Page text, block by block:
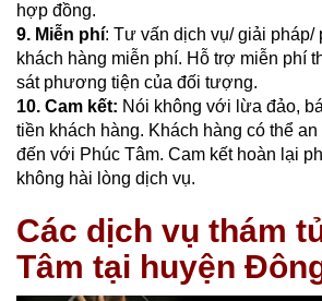
hợp đồng.
9. Miễn phí: Tư vấn dịch vụ/ giải
khách hàng miễn phí. Hỗ trợ miễn phí
sát phương tiện của đối tượng.
10. Cam kết: Nói không với lừa đảo,
tiền khách hàng. Khách hàng có thể an
đến với Phúc Tâm. Cam kết hoàn lại
không hài lòng dịch vụ.
Các dịch vụ thám
Tâm tại huyện